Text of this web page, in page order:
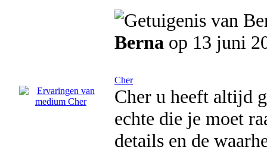
Berna op 13 juni
Cher
Cher u heeft altijd
echte die je moet
details en de